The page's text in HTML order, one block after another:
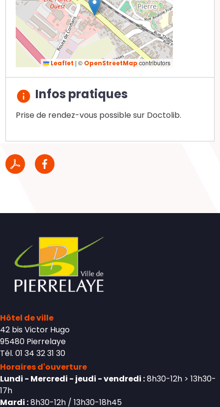
Leaflet | © OpenStreetMapcontributors
Infos pratiques
Prise de rendez-vous possible sur Doctolib.
Hôtel de ville
42 bis Victor Hugo
95480 Pierrelaye
Tél. 01 34 32 31 30
Horaires d'ouverture
Lundi - Mercredi - jeudi - vendredi :8h30-12h > 13h30-
17h
Mardi :8h30-12h / 13h30-18h45